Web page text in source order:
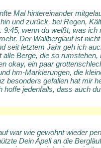
Mal hintereinander
und zurück, bei Regen,
9:45, wenn du weißt, was
Der Wallberglauf ist
seit letztem Jahr geh ich
alle Berge, die so
okay, ein paar
hm-Markierungen, die
besonders gefallen hat mir
hoffe jedenfalls, dass auch
war wie gewohnt wieder
Dein Apell an die